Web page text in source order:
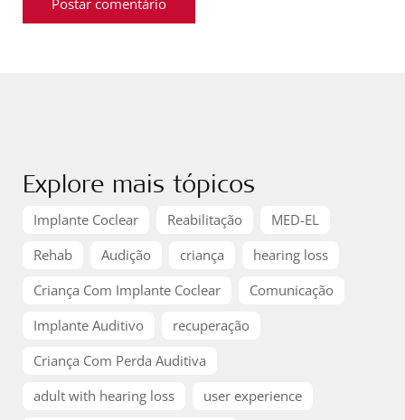
Explore mais tópicos
Implante Coclear Reabilitação
MED-EL
Rehab
Audição criança
hearing loss
Criança Com Implante Coclear
Comunicação
Implante Auditivo
recuperação
Criança Com Perda Auditiva
adult with hearing loss
user experience